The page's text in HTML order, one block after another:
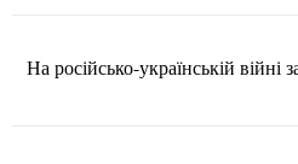
На російсько-українській